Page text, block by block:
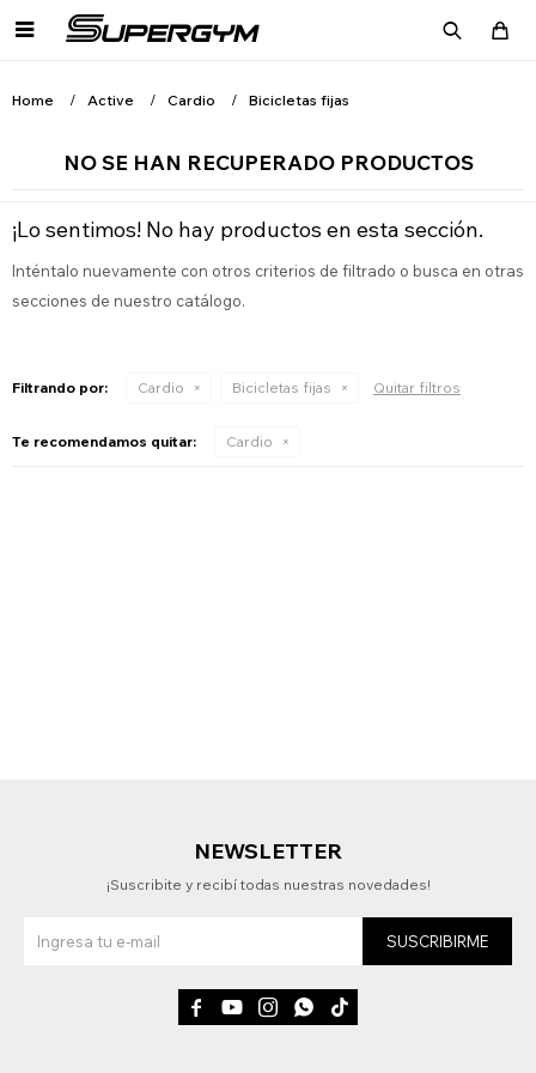

Home Active Cardio Bicicletas fijas
NO SE HAN RECUPERADO PRODUCTOS
¡Lo sentimos! No hay productos en esta sección.
Inténtalo nuevamente con otros criterios de filtrado o busca en otras
secciones de nuestro catálogo.
Filtrando por: Cardio Bicicletas fijas Quitar filtros
Te recomendamos quitar: Cardio
NEWSLETTER
¡Suscribite y recibí todas nuestras novedades!
SUSCRIBIRME
    